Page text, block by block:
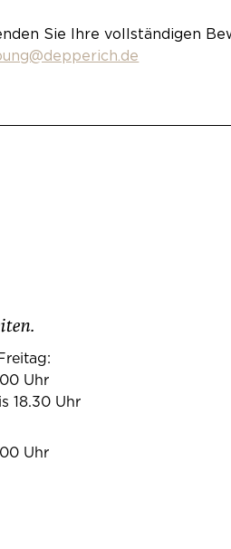
Sie Ihre vollständigen
Uhr
18.30 Uhr
Uhr